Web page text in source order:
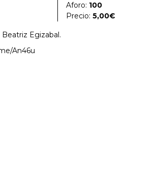
Aforo: 100
Precio: 5,00€
Egizabal.
An46u